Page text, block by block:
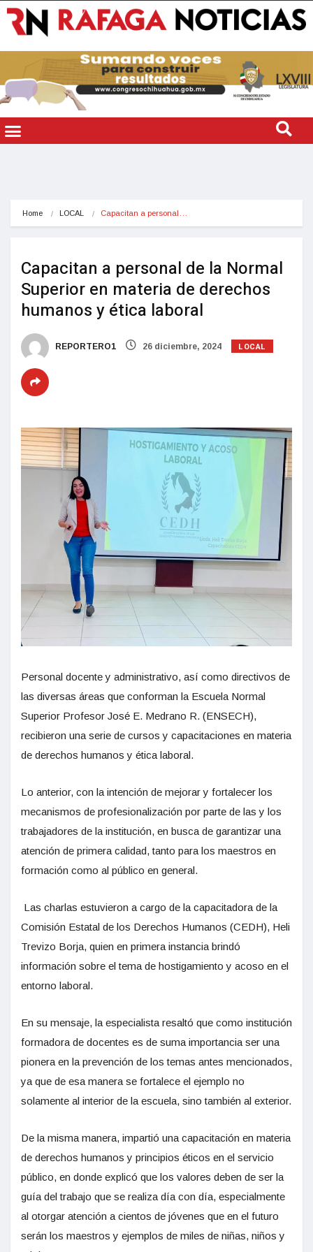
Home LOCAL Capacitan a personal…
Capacitan a personal de la Normal
Superior en materia de derechos
humanos y ética laboral
REPORTERO1 26 diciembre, 2024 LOCAL
Personal docente y administrativo, así como directivos de
las diversas áreas que conforman la Escuela Normal
Superior Profesor José E. Medrano R. (ENSECH),
recibieron una serie de cursos y capacitaciones en materia
de derechos humanos y ética laboral.
Lo anterior, con la intención de mejorar y fortalecer los
mecanismos de profesionalización por parte de las y los
trabajadores de la institución, en busca de garantizar una
atención de primera calidad, tanto para los maestros en
formación como al público en general.
Las charlas estuvieron a cargo de la capacitadora de la
Comisión Estatal de los Derechos Humanos (CEDH), Heli
Trevizo Borja, quien en primera instancia brindó
información sobre el tema de hostigamiento y acoso en el
entorno laboral.
En su mensaje, la especialista resaltó que como institución
formadora de docentes es de suma importancia ser una
pionera en la prevención de los temas antes mencionados,
ya que de esa manera se fortalece el ejemplo no
solamente al interior de la escuela, sino también al exterior.
De la misma manera, impartió una capacitación en materia
de derechos humanos y principios éticos en el servicio
público, en donde explicó que los valores deben de ser la
guía del trabajo que se realiza día con día, especialmente
al otorgar atención a cientos de jóvenes que en el futuro
serán los maestros y ejemplos de miles de niñas, niños y